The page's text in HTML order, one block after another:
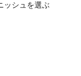
ッシュを選ぶ